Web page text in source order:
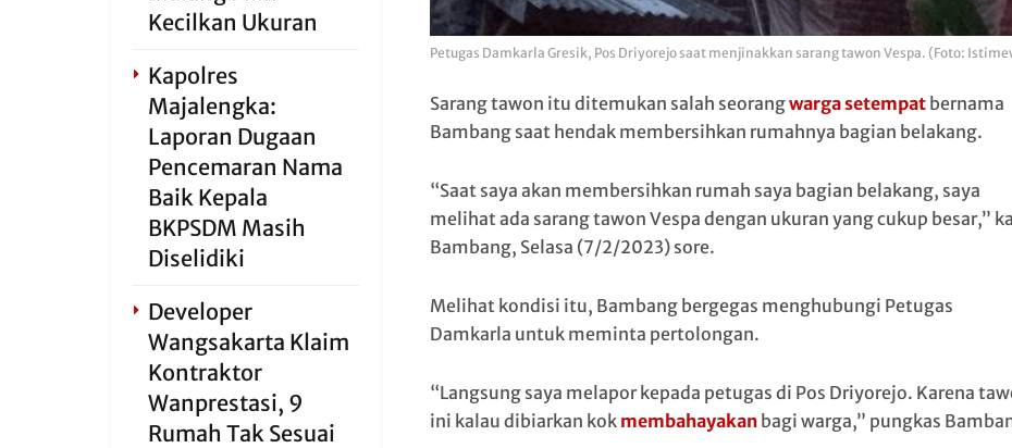
Petugas Damkarla Gresik, Pos Driyorejo saat menjinakkan sarang tawon Vespa. (Foto:
Sarang tawon itu ditemukan salah seorangwarga setempatbernama
Bambang saat hendak membersihkan rumahnya bagian belakang.
“Saat saya akan membersihkan rumah saya bagian belakang, saya
melihat ada sarang tawon Vespa dengan ukuran yang cukup besar,”
Bambang, Selasa (7/2/2023) sore.
Melihat kondisi itu, Bambang bergegas menghubungi Petugas
Damkarla untuk meminta pertolongan.
“Langsung saya melapor kepada petugas di Pos Driyorejo. Karena
ini kalau dibiarkan kok membahayakanbagi warga,” pungkas
Kecilkan Ukuran
Kapolres
Majalengka:
Laporan Dugaan
Pencemaran Nama
Baik Kepala
BKPSDM Masih
Diselidiki
Developer
Wangsakarta Klaim
Kontraktor
Wanprestasi, 9
Rumah Tak Sesuai